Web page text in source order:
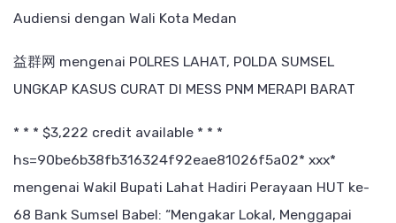
Audiensi dengan Wali Kota Medan
益群网 mengenai POLRES LAHAT, POLDA SUMSEL
UNGKAP KASUS CURAT DI MESS PNM MERAPI BARAT
* * * $3,222 credit available * * *
hs=90be6b38fb316324f92eae81026f5a02* ххх*
mengenai Wakil Bupati Lahat Hadiri Perayaan HUT ke-
68 Bank Sumsel Babel: “Mengakar Lokal, Menggapai